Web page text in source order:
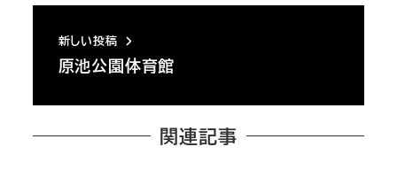
新しい投稿
原池公園体育館
関連記事